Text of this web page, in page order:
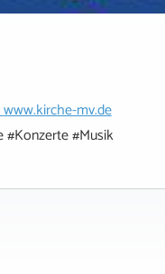
www.kirche-mv.de
#Musik